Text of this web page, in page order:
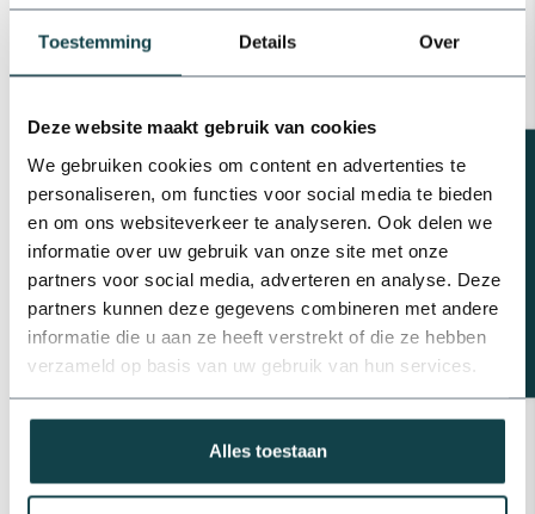
Toestemming Details Over
Deze website maakt gebruik van cookies
We gebruiken cookies om content en advertenties te
personaliseren, om functies voor social media te bieden
en om ons websiteverkeer te analyseren. Ook delen we
informatie over uw gebruik van onze site met onze
partners voor social media, adverteren en analyse. Deze
partners kunnen deze gegevens combineren met andere
informatie die u aan ze heeft verstrekt of die ze hebben
verzameld op basis van uw gebruik van hun services.
Alles toestaan
RainBird Rainbird
beregeningsinstallatie
compleet inclusief
beregeningscomputer ESP-
Op voorraad
€670,45
RainBird Complete Rainbird
tuinsproeierset 5004 met
tyleenslang | 6 pop-
upsproeiers €265,72
Complete aanzuigset voor
beregeningspomp
Op voorraad
Schakelrelais pomp | 24VAC
€57,17
Beregeningsplan?